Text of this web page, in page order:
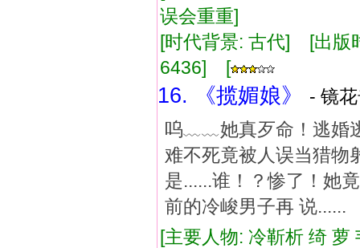
误会重重]
[时代背景: 古代] [出
6436] [
16. 《揽媚娘》
- 镜
呜﹏﹏她真歹命！逃婚
难不死竟被人误当猎物
是......谁！？惨了！她
前的冷峻男子再 说
[主要人物: 冷靳析 绮